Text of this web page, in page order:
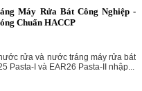
Máy Rửa Bát Công Nghiệp -
Chuẩn HACCP
rửa và nước tráng máy rửa bát
Pasta-I và EAR26 Pasta-II nhập...